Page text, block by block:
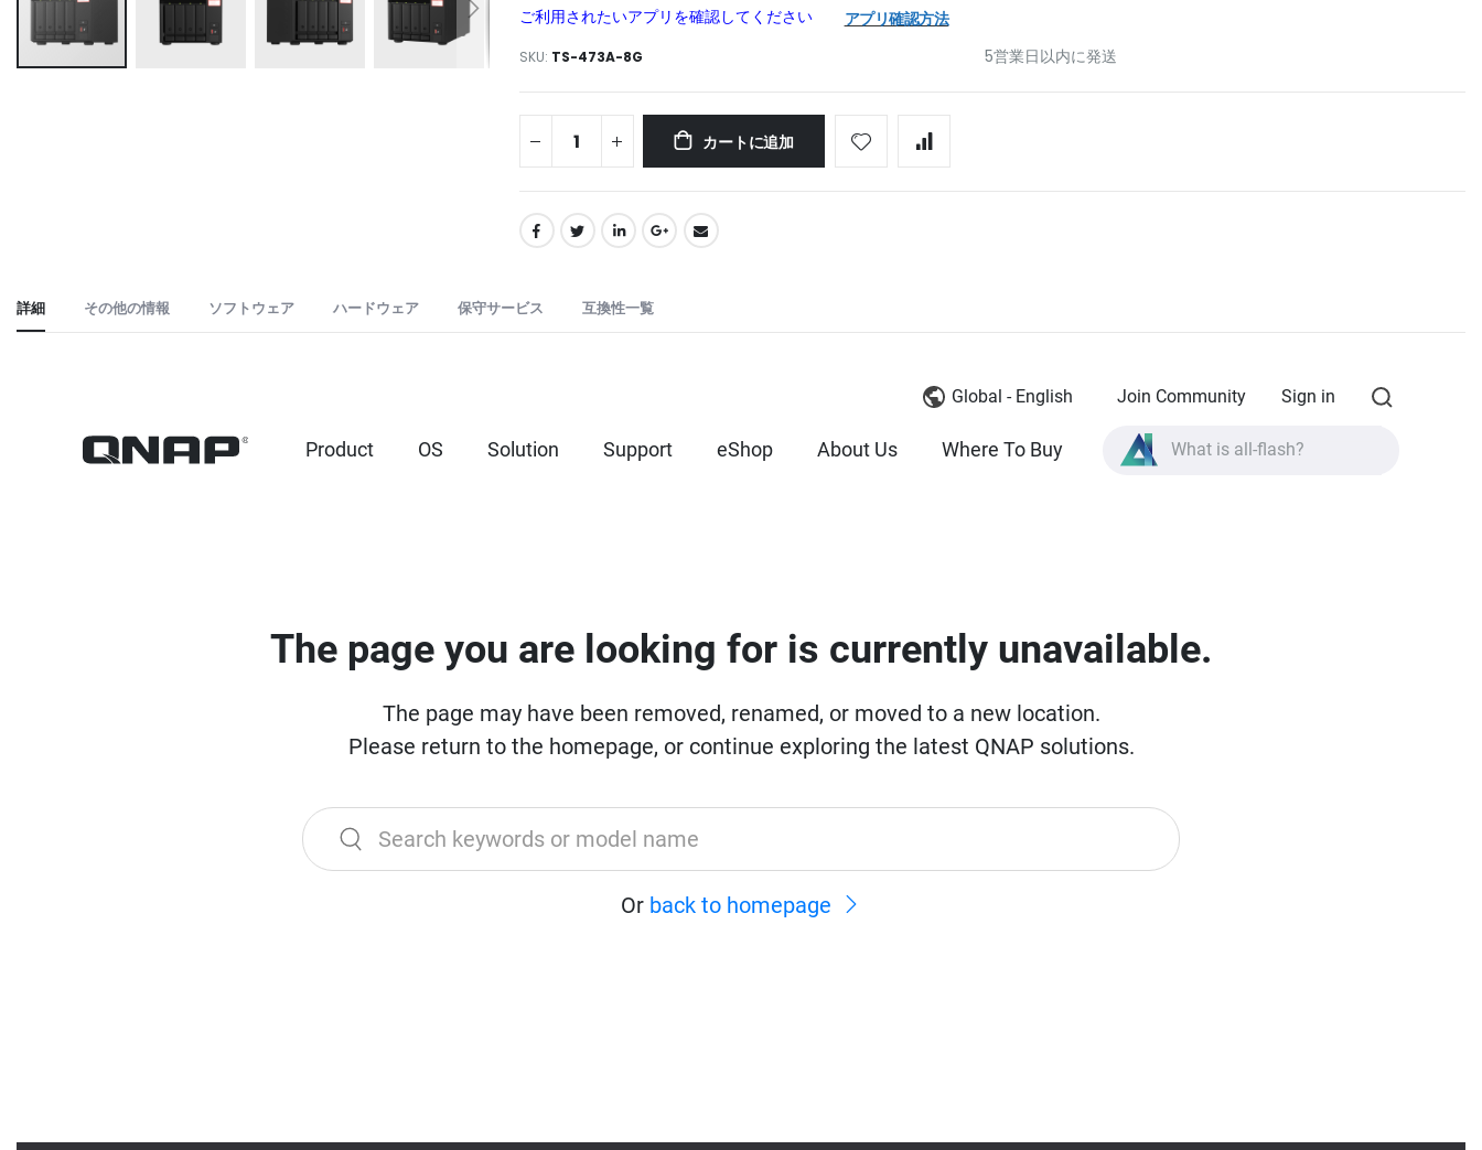
ご利用されたいアプリを確認してください アプリ確認方法
SKU TS-473A-8G 5営業日以内に発送
カートに追加
詳細 その他の情報 ソフトウェア ハードウェア 保守サービス 互換性一覧